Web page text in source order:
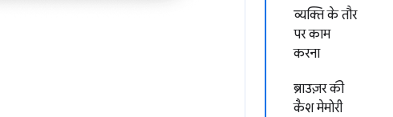
व्यक्ति के तौर
पर काम
करना
ब्राउज़र की
कैश मेमोरी